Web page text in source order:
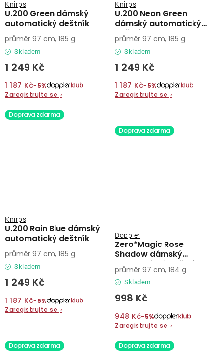
U.200 Green dámský
automatický deštník
Knirps
Skladem
1 249 Kč
1 187 Kč−5%
Zaregistrujte se ›
průměr 97 cm, 185 g
U.200 Neon Green
dámský automatický
deštník
Knirps
Skladem
1 249 Kč
1 187 Kč−5%
Zaregistrujte se ›
průměr 97 cm, 185 g
Doprava zdarma
U.200 Rain Blue dámský
automatický deštník
Knirps
Skladem
1 249 Kč
1 187 Kč−5%
Zaregistrujte se ›
průměr 97 cm, 185 g
Doprava zdarma
Zero*Magic Rose
Shadow dámský
automatický deštník
Doppler
Skladem
998 Kč
948 Kč−5%
Zaregistrujte se ›
průměr 97 cm, 184 g
Doprava zdarma Doprava zdarma